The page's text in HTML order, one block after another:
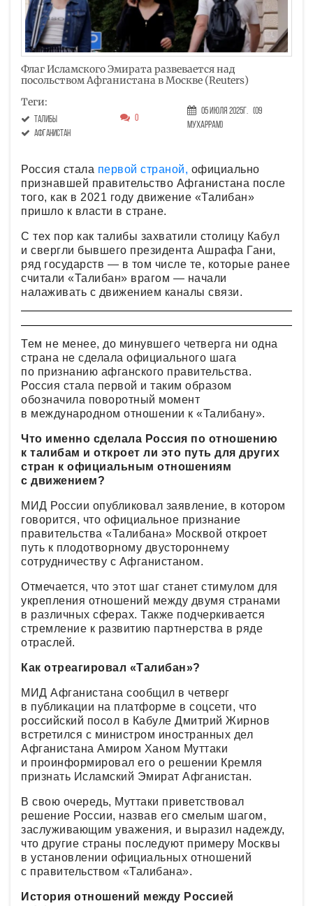
Флаг Исламского Эмирата развевается над
посольством Афганистана в Москве (Reuters)
Теги:
талибы
Афганистан
0
05 Июля 2025г.
(09
Мухаррам)
Россия стала первой страной, официально
признавшей правительство Афганистана после
того, как в 2021 году движение «Талибан»
пришло к власти в стране.
С тех пор как талибы захватили столицу Кабул
и свергли бывшего президента Ашрафа Гани,
ряд государств — в том числе те, которые ранее
считали «Талибан» врагом — начали
налаживать с движением каналы связи.
Тем не менее, до минувшего четверга ни одна
страна не сделала официального шага
по признанию афганского правительства.
Россия стала первой и таким образом
обозначила поворотный момент
в международном отношении к «Талибану».
Что именно сделала Россия по отношению
к талибам и откроет ли это путь для других
стран к официальным отношениям
с движением?
МИД России опубликовал заявление, в котором
говорится, что официальное признание
правительства «Талибана» Москвой откроет
путь к плодотворному двустороннему
сотрудничеству с Афганистаном.
Отмечается, что этот шаг станет стимулом для
укрепления отношений между двумя странами
в различных сферах. Также подчеркивается
стремление к развитию партнерства в ряде
отраслей.
Как отреагировал «Талибан»?
МИД Афганистана сообщил в четверг
в публикации на платформе в соцсети, что
российский посол в Кабуле Дмитрий Жирнов
встретился с министром иностранных дел
Афганистана Амиром Ханом Муттаки
и проинформировал его о решении Кремля
признать Исламский Эмират Афганистан.
В свою очередь, Муттаки приветствовал
решение России, назвав его смелым шагом,
заслуживающим уважения, и выразил надежду,
что другие страны последуют примеру Москвы
в установлении официальных отношений
с правительством «Талибана».
История отношений между Россией